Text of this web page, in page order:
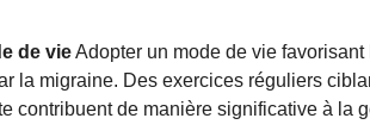
de vieAdopter un mode de vie
la migraine. Des exercices réguliers
contribuent de manière significative à la